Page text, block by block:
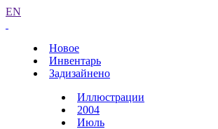
EN
Новое
Инвентарь
Задизайнено
Иллюстрации
2004
Июль